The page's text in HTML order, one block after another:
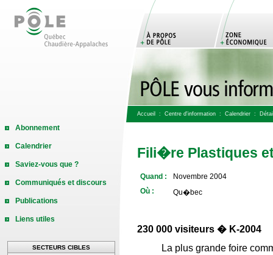
Accueil : Centre d'information : Calendrier :
Abonnement
Calendrier
Saviez-vous que ?
Communiqués et discours
Publications
Liens utiles
SECTEURS CIBLES
Fili�re Plastiques
Quand :
Novembre 2004
Où :
Qu�bec
230 000 visiteurs � K-2004
La plus grande foire